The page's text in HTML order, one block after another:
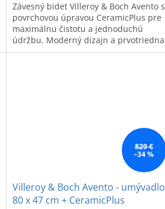
Závesný bidet Villeroy & Boch Avento s
povrchovou úpravou CeramicPlus pre
maximálnu čistotu a jednoduchú
údržbu. Moderný dizajn a prvotriedna
kvalita.
829 €
–34 %
Villeroy & Boch Avento - umývadlo
80 x 47 cm + CeramicPlus